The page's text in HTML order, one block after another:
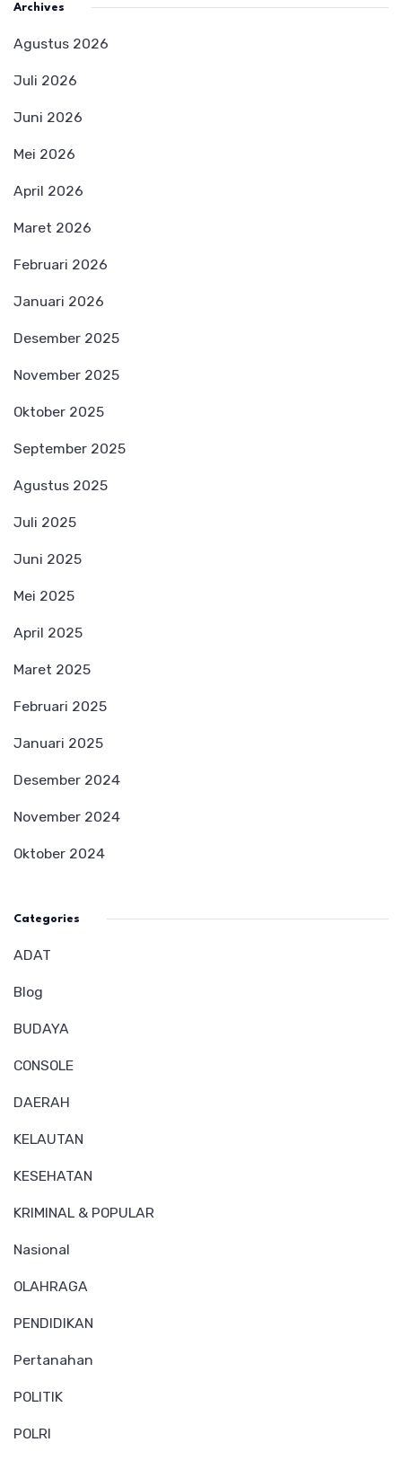
Archives
Agustus 2026
Juli 2026
Juni 2026
Mei 2026
April 2026
Maret 2026
Februari 2026
Januari 2026
Desember 2025
November 2025
Oktober 2025
September 2025
Agustus 2025
Juli 2025
Juni 2025
Mei 2025
April 2025
Maret 2025
Februari 2025
Januari 2025
Desember 2024
November 2024
Oktober 2024
Categories
ADAT
Blog
BUDAYA
CONSOLE
DAERAH
KELAUTAN
KESEHATAN
KRIMINAL & POPULAR
Nasional
OLAHRAGA
PENDIDIKAN
Pertanahan
POLITIK
POLRI